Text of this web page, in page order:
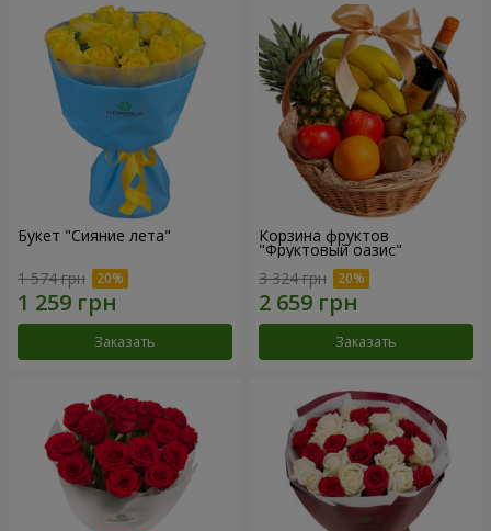
Букет "Сияние лета"
1 574 грн
Заказать
Корзина фруктов
"Фруктовый оазис"
3 324 грн
Заказать